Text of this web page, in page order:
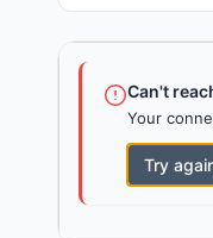
Can't
Your
Try